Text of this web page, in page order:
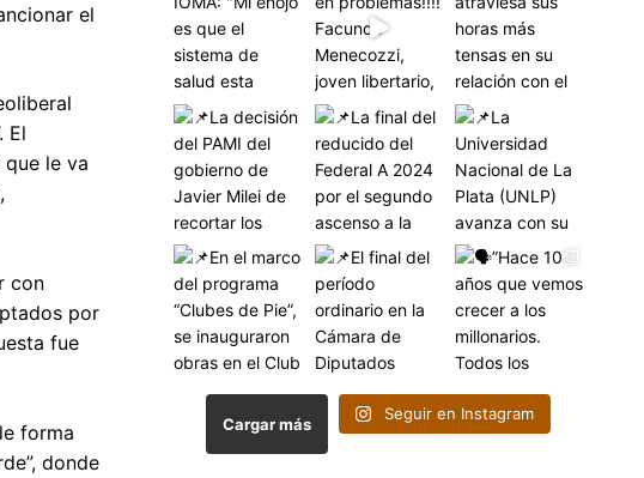
el
El
le va
con
por
fue
forma
donde
Cargar más
Seguir en Instagram